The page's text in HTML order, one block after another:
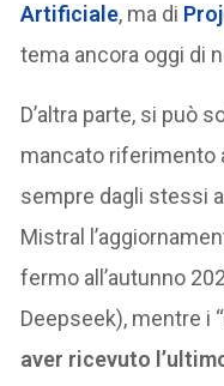
Artificiale, ma di
tema ancora oggi di
D’altra parte, si può
mancato riferimento
sempre dagli stessi
Mistral
fermo all’autunno
Deepseek), mentre i
aver ricevuto